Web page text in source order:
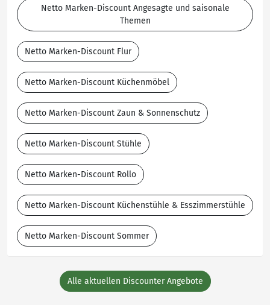
Netto Marken-Discount Angesagte und saisonale
Themen
Netto Marken-Discount Flur
Netto Marken-Discount Küchenmöbel
Netto Marken-Discount Zaun & Sonnenschutz
Netto Marken-Discount Stühle
Netto Marken-Discount Rollo
Netto Marken-Discount Küchenstühle & Esszimmerstühle
Netto Marken-Discount Sommer
Alle aktuellen Discounter Angebote